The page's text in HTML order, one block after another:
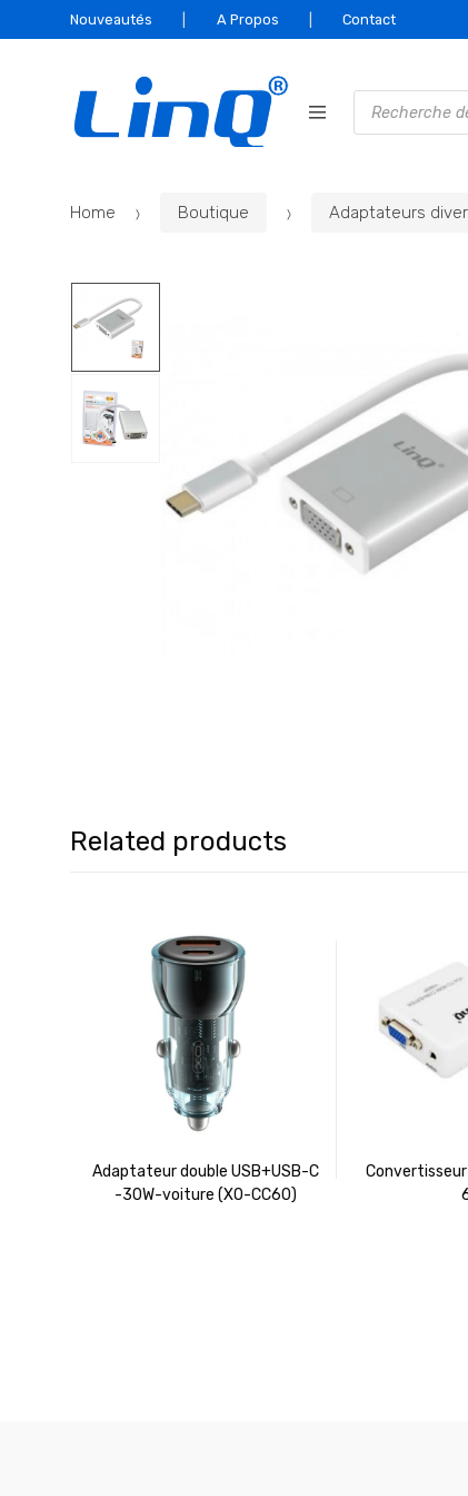
to
to
Nouveautés A Propos Contact
Recherche
de
produits
Home Boutique Adaptateurs
Related products
Adaptateur double USB+USB-C
-30W-voiture (XO-CC60)
Convertisseur